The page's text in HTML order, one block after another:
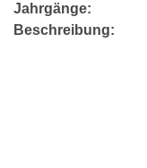
Jahrgänge:
Beschreibung: